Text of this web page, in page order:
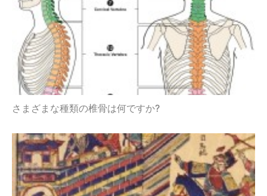
さまざまな種類の椎骨は何ですか?